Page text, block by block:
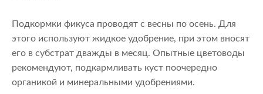
Подкормки фикуса проводят с весны по осень. Для
этого используют жидкое удобрение, при этом вносят
его в субстрат дважды в месяц. Опытные цветоводы
рекомендуют, подкармливать куст поочередно
органикой и минеральными удобрениями.